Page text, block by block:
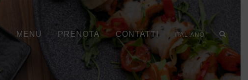
MENU PRENOTA CONTATTI ITALIANO